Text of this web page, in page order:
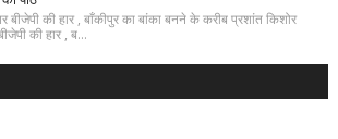
की हार , बाँकीपुर का बांका बनने के करीब प्रशांत किशोर
की हार , ब...